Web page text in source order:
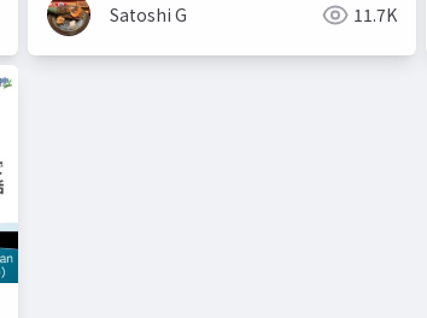
Satoshi G 11.7K